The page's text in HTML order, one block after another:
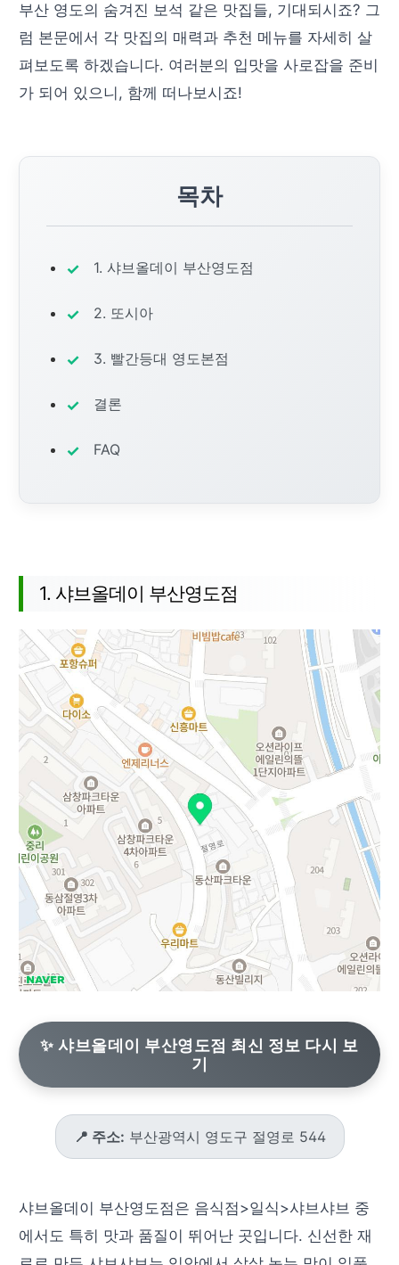
부산 영도의 숨겨진 보석 같은 맛집들, 기대되시죠? 그
럼 본문에서 각 맛집의 매력과 추천 메뉴를 자세히 살
펴보도록 하겠습니다. 여러분의 입맛을 사로잡을 준비
가 되어 있으니, 함께 떠나보시죠!
목차
1. 샤브올데이 부산영도점
2. 또시아
3. 빨간등대 영도본점
결론
FAQ
1. 샤브올데이 부산영도점
✨ 샤브올데이 부산영도점 최신 정보 다시 보
기
📍 주소: 부산광역시 영도구 절영로 544
샤브올데이 부산영도점은 음식점>일식>샤브샤브 중
에서도 특히 맛과 품질이 뛰어난 곳입니다. 신선한 재